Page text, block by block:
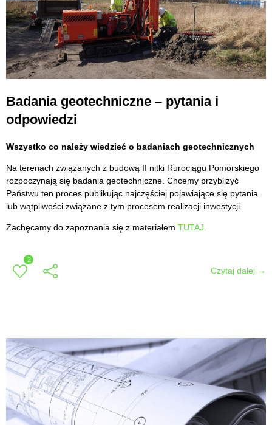
Badania geotechniczne – pytania i
odpowiedzi
Wszystko co należy wiedzieć o badaniach geotechnicznych
Na terenach związanych z budową II nitki Rurociągu Pomorskiego
rozpoczynają się badania geotechniczne. Chcemy przybliżyć
Państwu ten proces publikując najczęściej pojawiające się pytania
lub wątpliwości związane z tym procesem realizacji inwestycji.
Zachęcamy do zapoznania się z materiałem TUTAJ.
2
Czytaj dalej →